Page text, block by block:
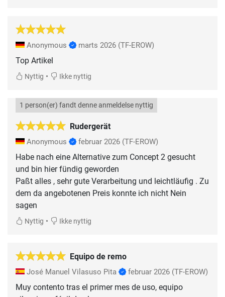
Anonymous marts 2026 (TF-EROW)
Top Artikel
Nyttig • Ikke nyttig
Rudergerät
1 person(er) fandt denne anmeldelse nyttig
Anonymous februar 2026 (TF-EROW)
Habe nach eine Alternative zum Concept 2 gesucht
und bin hier fündig geworden
Paßt alles , sehr gute Verarbeitung und leichtläufig . Zu
dem da angebotenen Preis konnte ich nicht Nein
sagen
Nyttig • Ikke nyttig
Equipo de remo
José Manuel Vilasuso Pita februar 2026 (TF-EROW)
Muy contento tras el primer mes de uso, equipo